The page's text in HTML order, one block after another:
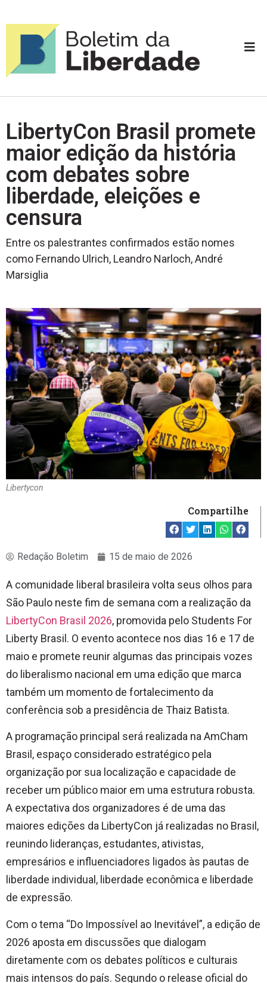
LibertyCon Brasil promete
maior edição da história
com debates sobre
liberdade, eleições e
censura
Entre os palestrantes confirmados estão nomes
como Fernando Ulrich, Leandro Narloch, André
Marsiglia
Libertycon
Compartilhe
Redação Boletim 15 de maio de 2026
A comunidade liberal brasileira volta seus olhos para
São Paulo neste fim de semana com a realização da
LibertyCon Brasil 2026, promovida pelo Students For
Liberty Brasil . O evento acontece nos dias 16 e 17 de
maio e promete reunir algumas das principais vozes
do liberalismo nacional em uma edição que marca
também um momento de fortalecimento da
conferência sob a presidência de Thaiz Batista.
A programação principal será realizada naAmCham
Brasil , espaço considerado estratégico pela
organização por sua localização e capacidade de
receber um público maior em uma estrutura robusta.
A expectativa dos organizadores é de uma das
maiores edições da LibertyCon já realizadas no Brasil,
reunindo lideranças, estudantes, ativistas,
empresários e influenciadores ligados às pautas de
liberdade individual, liberdade econômica e liberdade
de expressão.
Com o tema “Do Impossível ao Inevitável”, a edição de
2026 aposta em discussões que dialogam
diretamente com os debates políticos e culturais
mais intensos do país. Segundo o release oficial do